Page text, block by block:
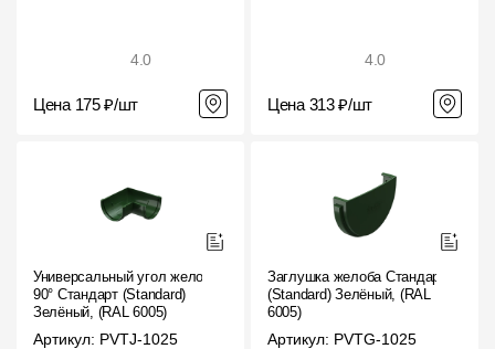
4.0
Цена 175 ₽/шт
4.0
Цена 313 ₽/шт
Универсальный угол желоба
90° Стандарт (Standard)
Зелёный, (RAL 6005)
Артикул: PVTJ-1025
Заглушка желоба Стандарт
(Standard) Зелёный, (RAL
6005)
Артикул: PVTG-1025